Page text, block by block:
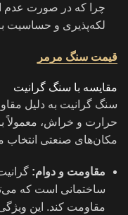
چرا که در صورت عدم
لکه‌پذیری و حساسیت
قیمت سنگ مرمر
مقایسه با سنگ گرانیت
سنگ گرانیت به دلیل
حرارت و خراش، معمولاً
مکان‌های صنعتی انتخاب
مقاومت و دوام:
ساختمانی است که
مقاومت کند. این